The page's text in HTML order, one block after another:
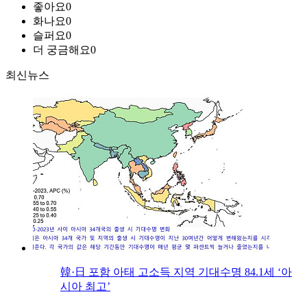
좋아요0
화나요0
슬퍼요0
더 궁금해요0
최신뉴스
韓·日 포함 아태 고소득 지역 기대수명 84.1세 ‘아
시아 최고’